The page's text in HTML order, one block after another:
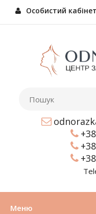
Особистий кабінет
Меню